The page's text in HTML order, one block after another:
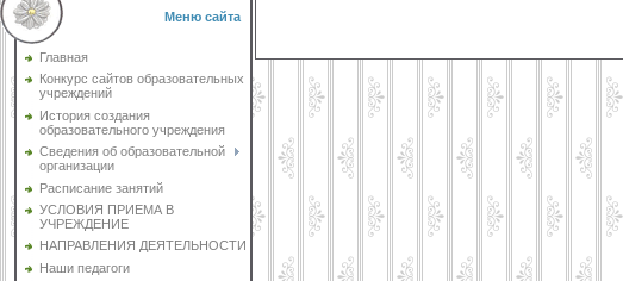
Меню сайта
Главная
Конкурс сайтов образовательных
учреждений
История создания
образовательного учреждения
Сведения об образовательной
организации
Расписание занятий
УСЛОВИЯ ПРИЕМА В
УЧРЕЖДЕНИЕ
НАПРАВЛЕНИЯ ДЕЯТЕЛЬНОСТИ
Наши педагоги